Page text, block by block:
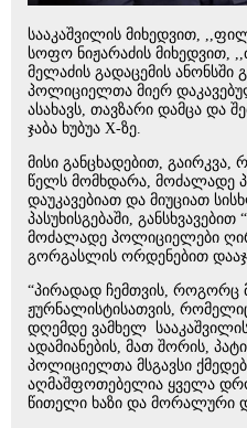
სააკაშვილის მიხედვით,
სოფო ნიჟარაძის მიხედვით,
მელაძის გადაცემის
პოლიციელთა მიერ
ასახავს, თავზარი დამცა და
ჯაბა ხუბუა X-ზე.
მისი განცხადებით,
წელს მომხდარა, მოძალადე
დაუკავებიათ და მიუციათ
პასუხისგებაში, განსხვავებით
მოძალადე პოლიციელები
გორგასლის ორდენებით
“პირადად ჩემთვის,
ჟურნალისტისათვის,
დღემდე ვამხელ
ადამიანების, მათ შორის,
პოლიციელთა მსგავსი
აღმაშფოთებელია ყველა
წითელი ხაზი და მორალური